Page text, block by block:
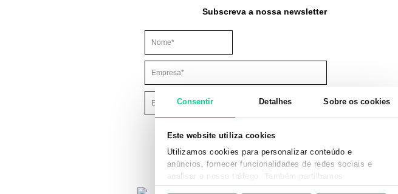
Consentir Detalhes Sobre os cookies
Este website utiliza cookies
Utilizamos cookies para personalizar conteúdo e
anúncios, fornecer funcionalidades de redes sociais e
analisar o nosso tráfego. Também partilhamos
informações acerca da sua utilização do site com os
Subscreva a nossa newsletter
Este campo é para efeitos de validação e deve ser mantido